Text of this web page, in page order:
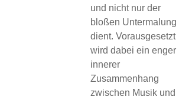
und nicht nur der
bloßen Untermalung
dient. Vorausgesetzt
wird dabei ein enger
innerer
Zusammenhang
zwischen Musik und